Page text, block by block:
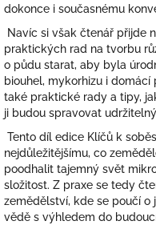
dokonce i současnému
Navíc si však čtenář přijde
praktických rad na tvorbu
o půdu starat, aby byla
biouhel, mykorhizu i domácí
také praktické rady a tipy,
ji budou spravovat
Tento díl edice Klíčů k
nejdůležitějšímu, co
poodhalit tajemný svět
složitost. Z praxe se tedy
zemědělství, kde se poučí o
vědě s výhledem do